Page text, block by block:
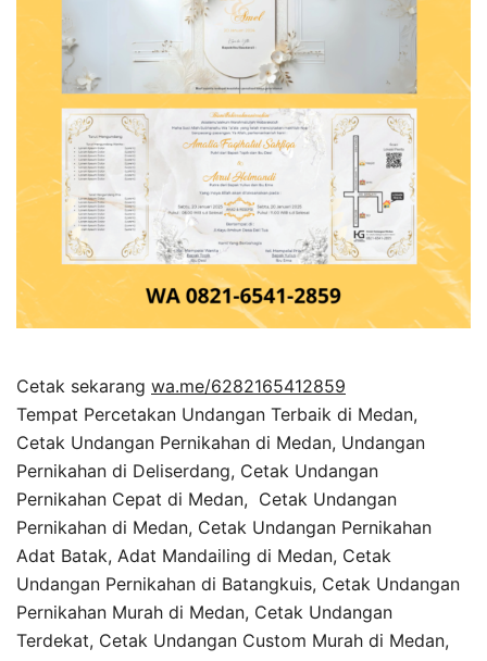
Cetak sekarang wa.me/6282165412859
Tempat Percetakan Undangan Terbaik di Medan,
Cetak Undangan Pernikahan di Medan, Undangan
Pernikahan di Deliserdang, Cetak Undangan
Pernikahan Cepat di Medan, Cetak Undangan
Pernikahan di Medan, Cetak Undangan Pernikahan
Adat Batak, Adat Mandailing di Medan, Cetak
Undangan Pernikahan di Batangkuis, Cetak Undangan
Pernikahan Murah di Medan, Cetak Undangan
Terdekat, Cetak Undangan Custom Murah di Medan,